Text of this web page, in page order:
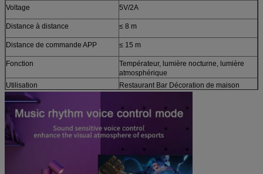
Voltage
5V/2A
Distance à distance ≤ 8 m
Distance de commande APP ≤ 15 m
Fonction
Températeur, lumière nocturne, lumière
atmosphérique
Utilisation
Restaurant Bar Décoration de maison
d'hôtel